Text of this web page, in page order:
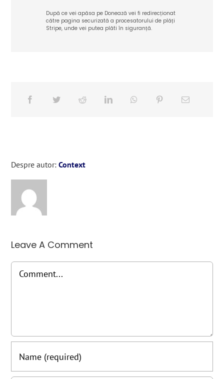
După ce vei apăsa pe Donează vei fi redirecționat
către pagina securizată a procesatorului de plăți
Stripe, unde vei putea plăti în siguranță.
Despre autor:Context
Leave A Comment
Comment